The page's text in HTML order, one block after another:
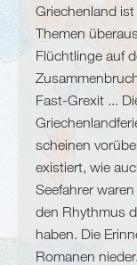
mehr
Flucht
und
Migration
Maghreb
Malta
Marokko
Algerien
Tunesien
Libyen
für
Sie
Dienstleistungen
Über
uns
Griechenland
Themen
Flüchtlinge auf
Fast-Grexit ...
scheinen
existiert, wie
Seefahrer
den Rhythmus
haben. Die
Romanen